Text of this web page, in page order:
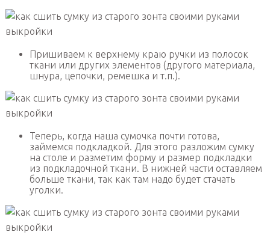
Пришиваем к верхнему краю ручки из полосок
ткани или других элементов (другого материала,
шнура, цепочки, ремешка и т.п.).
Теперь, когда наша сумочка почти готова,
займемся подкладкой. Для этого разложим сумку
на столе и разметим форму и размер подкладки
из подкладочной ткани. В нижней части оставляем
больше ткани, так как там надо будет стачать
уголки.